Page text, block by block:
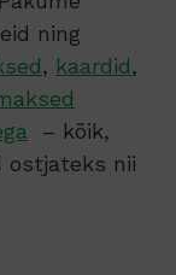
ning
, kaardid,
– kõik,
ostjateks nii